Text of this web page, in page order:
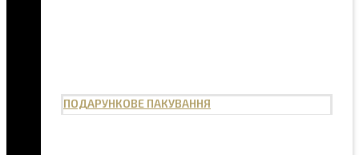
ПОДАРУНКОВЕ ПАКУВАННЯ